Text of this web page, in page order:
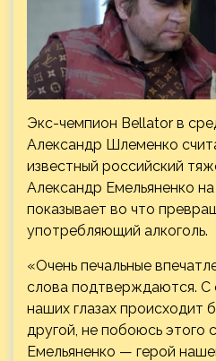
Экс-чемпион Bellator в
Александр Шлеменко
известный российский
Александр Емельяненко
показывает во что
употребляющий алкоголь.
«Очень печальные
слова подтверждаются. С
наших глазах происходит
другой, не побоюсь этого
Емельяненко — герой